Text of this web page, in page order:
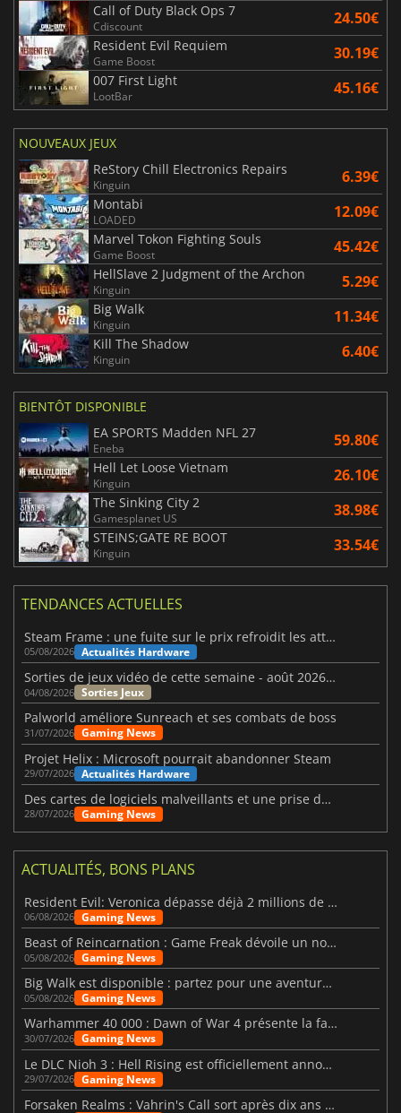
Call of Duty Black Ops 7
Cdiscount 24.50€
Resident Evil Requiem
Game Boost 30.19€
007 First Light
LootBar 45.16€
NOUVEAUX JEUX
ReStory Chill Electronics Repairs
Kinguin 6.39€
Montabi
LOADED 12.09€
Marvel Tokon Fighting Souls
Game Boost 45.42€
HellSlave 2 Judgment of the Archon
Kinguin 5.29€
Big Walk
Kinguin 11.34€
Kill The Shadow
Kinguin 6.40€
BIENTÔT DISPONIBLE
EA SPORTS Madden NFL 27
Eneba 59.80€
Hell Let Loose Vietnam
Kinguin 26.10€
The Sinking City 2
Gamesplanet US 38.98€
STEINS;GATE RE BOOT
Kinguin 33.54€
TENDANCES ACTUELLES
Steam Frame : une fuite sur le prix refroidit les attentes VR
05/08/2026 Actualités Hardware
Sorties de jeux vidéo de cette semaine - août 2026 (semaine 32)
04/08/2026 Sorties Jeux
Palworld améliore Sunreach et ses combats de boss
31/07/2026 Gaming News
Projet Helix : Microsoft pourrait abandonner Steam
29/07/2026 Actualités Hardware
Des cartes de logiciels malveillants et une prise de contrôle de Discord ont touché Meccha Chameleon
28/07/2026 Gaming News
ACTUALITÉS, BONS PLANS
Resident Evil: Veronica dépasse déjà 2 millions de wishlists
06/08/2026 Gaming News
Beast of Reincarnation : Game Freak dévoile un nouveau pari
05/08/2026 Gaming News
Big Walk est disponible : partez pour une aventure entre amis
05/08/2026 Gaming News
Warhammer 40 000 : Dawn of War 4 présente la faction des Nécrons
30/07/2026 Gaming News
Le DLC Nioh 3 : Hell Rising est officiellement annoncé
29/07/2026 Gaming News
Forsaken Realms : Vahrin's Call sort après dix ans de développement